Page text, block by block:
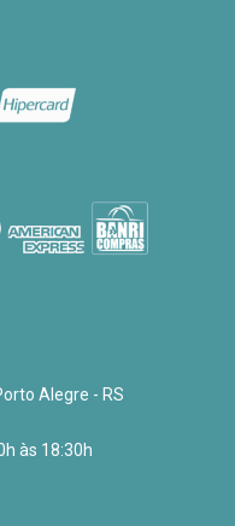
Alegre - RS
às 18:30h